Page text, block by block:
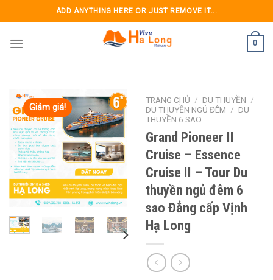
to
content
ADD ANYTHING HERE OR JUST REMOVE IT...
0
Giảm giá!
TRANG CHỦ / DU THUYỀN /
DU THUYỀN NGỦ ĐÊM / DU
THUYỀN 6 SAO
Grand Pioneer II
Cruise – Essence
Cruise II – Tour Du
thuyền ngủ đêm 6
sao Đẳng cấp Vịnh
Hạ Long